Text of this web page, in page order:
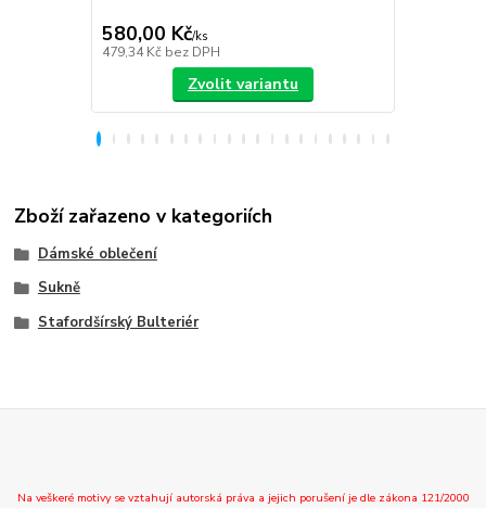
580,00 Kč/ks
479,34 Kč bez DPH
Zvolit variantu
Zboží zařazeno v kategoriích
Dámské oblečení
Sukně
Stafordšírský Bulteriér
Na veškeré motivy se vztahují autorská práva a jejich porušení je dle zákona 121/2000